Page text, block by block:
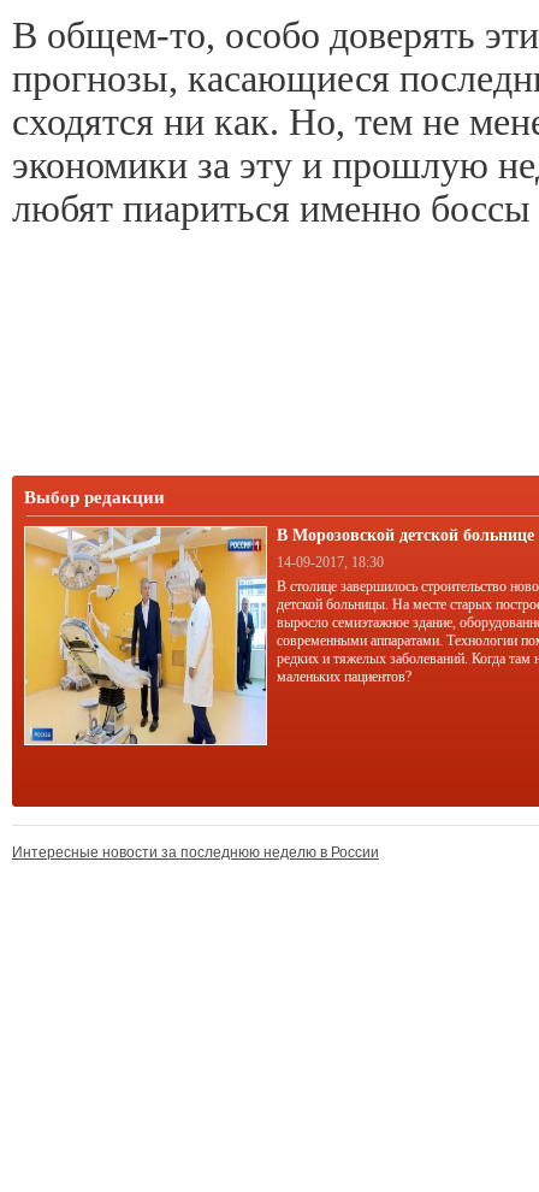
В общем-то, особо доверять
прогнозы, касающиеся
сходятся ни как. Но, тем не
экономики за эту и прошлую
любят пиариться именно боссы
Выбор редакции
В Морозовской детской
корпус
14-09-2017, 18:30
В столице завершилось строительство
детской больницы. На месте старых
выросло семиэтажное здание,
современными аппаратами. Технологии
редких и тяжелых заболеваний. Когда там
маленьких пациентов?
Интересные новости за последнюю неделю в России